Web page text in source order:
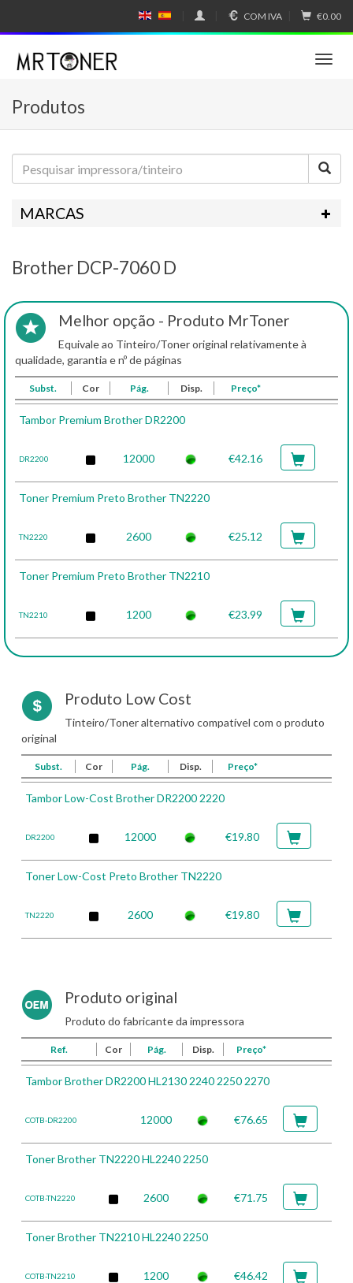
N
SP
COM IVA €0.00
T
n
a
v
g
Produtos
MARCAS
Brother DCP-7060 D
Melhor opção - Produto MrToner
Equivale ao Tinteiro/Toner original relativamente à
qualidade, garantia e nº de páginas
Subst. Cor Pág. Disp. Preço*
Tambor Premium Brother DR2200
DR2200 12000 €42.16
Toner Premium Preto Brother TN2220
TN2220 2600 €25.12
Toner Premium Preto Brother TN2210
TN2210 1200 €23.99
Produto Low Cost
Tinteiro/Toner alternativo compatível com o produto
original
Subst. Cor Pág. Disp. Preço*
Tambor Low-Cost Brother DR2200 2220
DR2200 12000 €19.80
Toner Low-Cost Preto Brother TN2220
TN2220 2600 €19.80
Produto original
Produto do fabricante da impressora
Ref. Cor Pág. Disp. Preço*
Tambor Brother DR2200 HL2130 2240 2250 2270
COTB-DR2200 12000 €76.65
Toner Brother TN2220 HL2240 2250
COTB-TN2220 2600 €71.75
Toner Brother TN2210 HL2240 2250
COTB-TN2210 1200 €46.42